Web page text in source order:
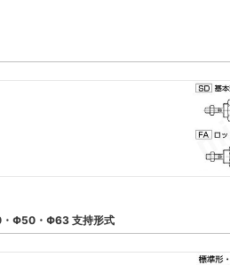
Φ50・Φ63 支持形式